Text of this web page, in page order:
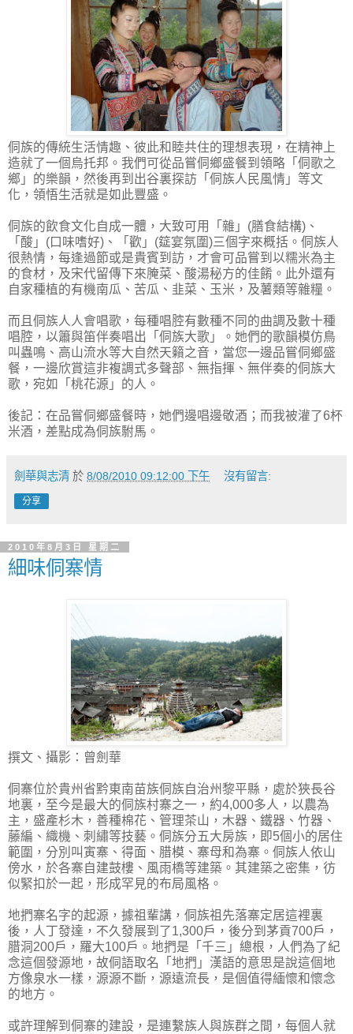
侗族的傳統生活情趣、彼此和睦共住的理想表現，在精神上
造就了一個烏托邦。我們可從品嘗侗鄉盛餐到領略「侗歌之
鄉」的樂韻，然後再到出谷裏探訪「侗族人民風情」等文
化，領悟生活就是如此豐盛。
侗族的飲食文化自成一體，大致可用「雜」(膳食結構)、
「酸」(口味嗜好)、「歡」(筵宴氛圍)三個字來概括。侗族人
很熱情，每逢過節或是貴賓到訪，才會可品嘗到以糯米為主
的食材，及宋代留傳下來腌菜、酸湯秘方的佳餚。此外還有
自家種植的有機南瓜、苦瓜、韭菜、玉米，及薯類等雜糧。
而且侗族人人會唱歌，每種唱腔有數種不同的曲調及數十種
唱腔，以簫與笛伴奏唱出「侗族大歌」。她們的歌韻模仿鳥
叫蟲鳴、高山流水等大自然天籟之音，當您一邊品嘗侗鄉盛
餐，一邊欣賞這非複調式多聲部、無指揮、無伴奏的侗族大
歌，宛如「桃花源」的人。
後記：在品嘗侗鄉盛餐時，她們邊唱邊敬酒；而我被灌了6杯
米酒，差點成為侗族駙馬。
劍華與志清 於 8/08/2010 09:12:00 下午 沒有留言:
分享
2010年8月3日 星期二
細味侗寨情
撰文、攝影：曾劍華
侗寨位於貴州省黔東南苗族侗族自治州黎平縣，處於狹長谷
地裏，至今是最大的侗族村寨之一，約4,000多人，以農為
主，盛產杉木，善種棉花、管理茶山，木器、鐵器、竹器、
藤編、織機、刺繡等技藝。侗族分五大房族，即5個小的居住
範圍，分別叫寅寨、得面、腊模、寨母和為寨。侗族人依山
傍水，於各寨自建鼓樓、風雨橋等建築。其建築之密集，彷
似緊扣於一起，形成罕見的布局風格。
地捫寨名字的起源，據祖輩講，侗族祖先落寨定居這裡裏
後，人丁發達，不久發展到了1,300戶，後分到茅貢700戶，
腊洞200戶，羅大100戶。地捫是「千三」總根，人們為了紀
念這個發源地，故侗語取名「地捫」漢語的意思是說這個地
方像泉水一樣，源源不斷，源遠流長，是個值得緬懷和懷念
的地方。
或許理解到侗寨的建設，是連繫族人與族群之間，每個人就